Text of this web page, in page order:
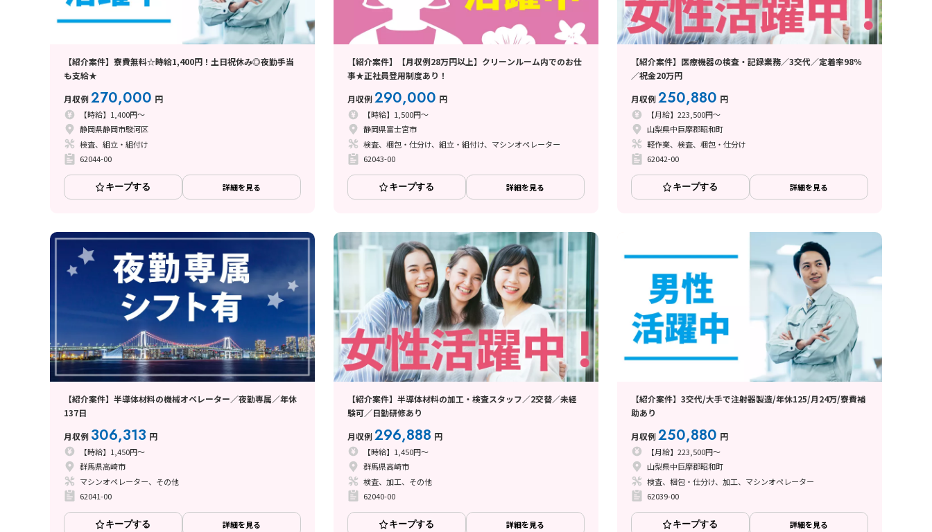
【紹介案件】寮費無料☆時給1,400円！土日祝休み◎夜勤手当
も支給★
月収例270,000 円
【時給】1,400円～
静岡県静岡市駿河区
検査、組立・組付け
62044-00
キープする 詳細を見る
【紹介案件】【月収例28万円以上】クリーンルーム内でのお仕
事★正社員登用制度あり！
月収例290,000 円
【時給】1,500円～
静岡県富士宮市
検査、梱包・仕分け、組立・組付け、マシンオペレーター
62043-00
キープする 詳細を見る
【紹介案件】医療機器の検査・記録業務／3交代／定着率98％
／祝金20万円
月収例250,880 円
【月給】223,500円～
山梨県中巨摩郡昭和町
軽作業、検査、梱包・仕分け
62042-00
キープする 詳細を見る
【紹介案件】半導体材料の機械オペレーター／夜勤専属／年休
137日
月収例 306,313 円
【時給】1,450円～
群馬県高崎市
マシンオペレーター、その他
62041-00
キープする 詳細を見る
【紹介案件】半導体材料の加工・検査スタッフ／2交替／未経
験可／日勤研修あり
月収例296,888 円
【時給】1,450円～
群馬県高崎市
検査、加工、その他
62040-00
キープする 詳細を見る
【紹介案件】3交代/大手で注射器製造/年休125/月24万/寮費補
助あり
月収例250,880 円
【月給】223,500円～
山梨県中巨摩郡昭和町
検査、梱包・仕分け、加工、マシンオペレーター
62039-00
キープする 詳細を見る